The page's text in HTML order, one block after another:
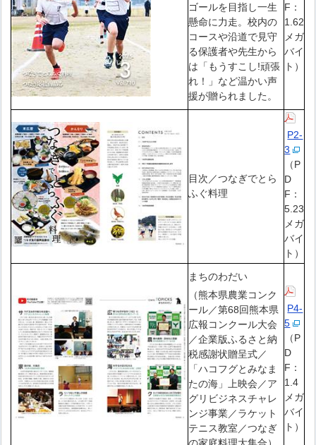
ゴールを目指し一生
懸命に力走。校内の
コースや沿道で見守
る保護者や先生から
は「もうすこし!頑張
れ！」など温かい声
援が贈られました。
F：
1.62
メガ
バイ
ト）
目次／つなぎでとら
ふぐ料理
P2-
3
（P
D
F：
5.23
メガ
バイ
ト）
まちのわだい
（熊本県農業コンク
ール／第68回熊本県
広報コンクール大会
／企業版ふるさと納
税感謝状贈呈式／
「ハコフグとみなま
たの海」上映会／ア
グリビジネスチャレ
ンジ事業／ラケット
テニス教室／つなぎ
の家庭料理大集合）
P4-
5
（P
D
F：
1.4
メガ
バイ
ト）